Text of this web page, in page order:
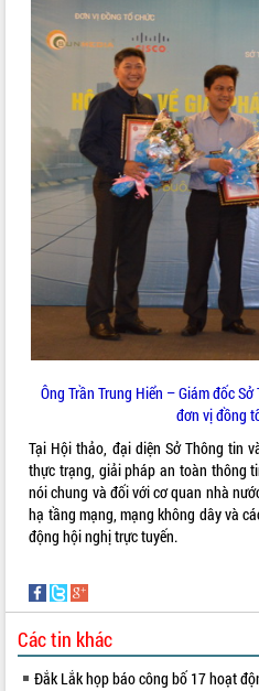
Ông Trần Trung Hiển – Giám đốc
đơn vị đồng
Tại Hội thảo, đại diện Sở Thông tin
thực trạng, giải pháp an toàn thông
nói chung và đối với cơ quan nhà
hạ tầng mạng, mạng không dây và
động hội nghị trực tuyến.
Các tin khác
Đắk Lắk họp báo công bố 17 hoạt